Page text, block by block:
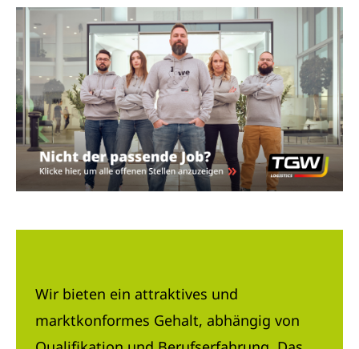
Wir bieten ein attraktives und
marktkonformes Gehalt, abhängig von